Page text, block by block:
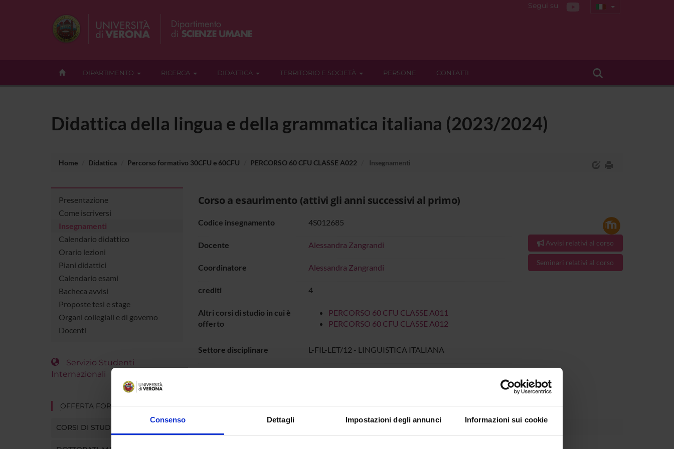
Consenso Dettagli Impostazioni degli annunci Informazioni sui cookie
Segui su
DIPARTIMENTO RICERCA DIDATTICA TERRITORIO E SOCIETÀ PERSONE CONTATTI
Didattica della lingua e della grammatica italiana (2023/2024)
Home Didattica Percorso formativo 30CFU e 60CFU PERCORSO 60 CFU CLASSE A022 Insegnamenti
Presentazione
Come iscriversi
Insegnamenti
Calendario didattico
Orario lezioni
Piani didattici
Calendario esami
Bacheca avvisi
Proposte tesi e stage
Organi collegiali e di governo
Docenti
Servizio Studenti
Internazionali
OFFERTA FORMATIVA
CORSI DI STUDIO
Corso a esaurimento (attivi gli anni successivi al primo)
Codice insegnamento 4S012685
Docente Alessandra Zangrandi
Coordinatore Alessandra Zangrandi
crediti 4
Altri corsi di studio in cui è
offerto
PERCORSO 60 CFU CLASSE A011
PERCORSO 60 CFU CLASSE A012
Settore disciplinare L-FIL-LET/12 - LINGUISTICA ITALIANA
Avvisi relativi al corso
Seminari relativi al corso